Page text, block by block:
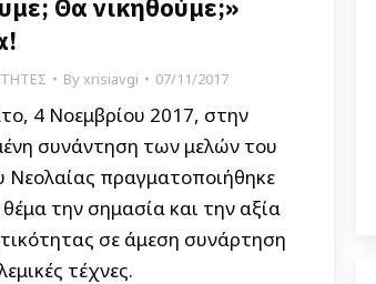
Θα νικηθούμε;»
Byxrisiavgi 07/11/2017
4 Νοεμβρίου 2017, στην
συνάντηση των μελών του
πραγματοποιήθηκε
θέμα την σημασία και την αξία
σε άμεση συνάρτηση
τέχνες.